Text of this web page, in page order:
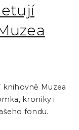
knihovně Muzea
kroniky i
fondu.